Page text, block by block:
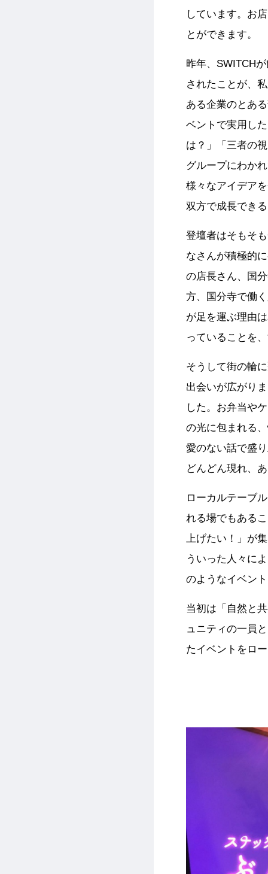
しています。お
とができます。
昨年、SWITCH
されたことが、
ある企業のとあ
ベントで実用し
は？」「三者の
グループにわか
様々なアイデア
双方で成長でき
登壇者はそもそ
なさんが積極的
の店長さん、国
方、国分寺で働
が足を運ぶ理由
っていることを
そうして街の輪
出会いが広がり
した。お弁当や
の光に包まれる
愛のない話で盛
どんどん現れ、
ローカルテーブ
れる場でもある
上げたい！」が
ういった人々に
のようなイベン
当初は「自然と
ュニティの一員
たイベントをロ